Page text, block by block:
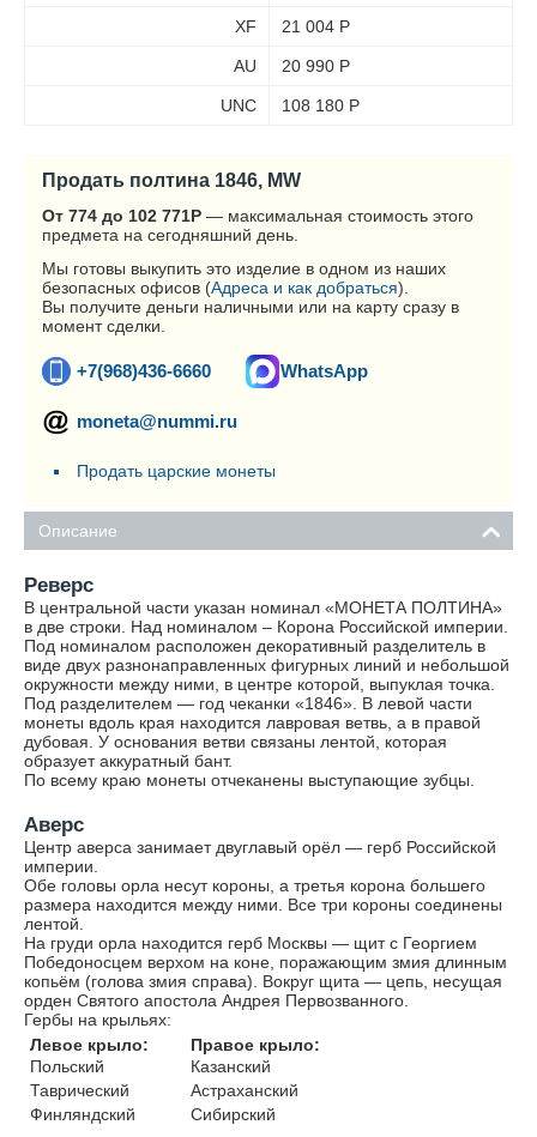
XF 21 004 Р
AU 20 990 Р
UNC 108 180 Р
Продать полтина 1846, MW
От 774 до 102 771Р — максимальная стоимость этого
предмета на сегодняшний день.
Мы готовы выкупить это изделие в одном из наших
безопасных офисов (Адреса и как добраться).
Вы получите деньги наличными или на карту сразу в
момент сделки.
+7(968)436-6660 WhatsApp
moneta@nummi.ru
Продать царские монеты
Описание
Реверс
В центральной части указан номинал «МОНЕТА ПОЛТИНА»
в две строки. Над номиналом – Корона Российской империи.
Под номиналом расположен декоративный разделитель в
виде двух разнонаправленных фигурных линий и небольшой
окружности между ними, в центре которой, выпуклая точка.
Под разделителем — год чеканки «1846». В левой части
монеты вдоль края находится лавровая ветвь, а в правой
дубовая. У основания ветви связаны лентой, которая
образует аккуратный бант.
По всему краю монеты отчеканены выступающие зубцы.
Аверс
Центр аверса занимает двуглавый орёл — герб Российской
империи.
Обе головы орла несут короны, а третья корона большего
размера находится между ними. Все три короны соединены
лентой.
На груди орла находится герб Москвы — щит с Георгием
Победоносцем верхом на коне, поражающим змия длинным
копьём (голова змия справа). Вокруг щита — цепь, несущая
орден Святого апостола Андрея Первозванного.
Гербы на крыльях:
Левое крыло:
Польский
Таврический
Финляндский
Правое крыло:
Казанский
Астраханский
Сибирский